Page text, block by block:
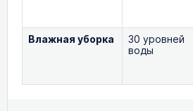
Влажная уборка
30 уровней
воды